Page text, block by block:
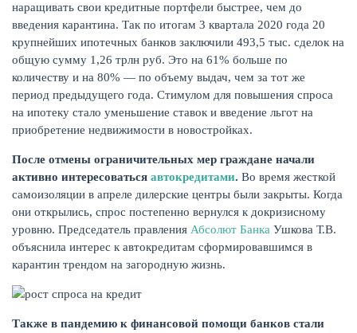
ЕЩЁ
ЖУРНАЛ
наращивать свои кредитные портфели быстрее, чем до
введения карантина. Так по итогам 3 квартала 2020 года 20
крупнейших ипотечных банков заключили 493,5 тыс. сделок на
общую сумму 1,26 трлн руб. Это на 61% больше по
количеству и на 80% — по объему выдач, чем за тот же
период предыдущего года. Стимулом для повышения спроса
на ипотеку стало уменьшение ставок и введение льгот на
приобретение недвижимости в новостройках.
После отмены ограничительных мер граждане начали
активно интересоваться автокредитами. Во время жесткой
самоизоляции в апреле дилерские центры были закрыты. Когда
они открылись, спрос постепенно вернулся к докризисному
уровню. Председатель правления Абсолют Банка Ушкова Т.В.
объяснила интерес к автокредитам сформировавшимся в
карантин трендом на загородную жизнь.
Также в пандемию к финансовой помощи банков стали